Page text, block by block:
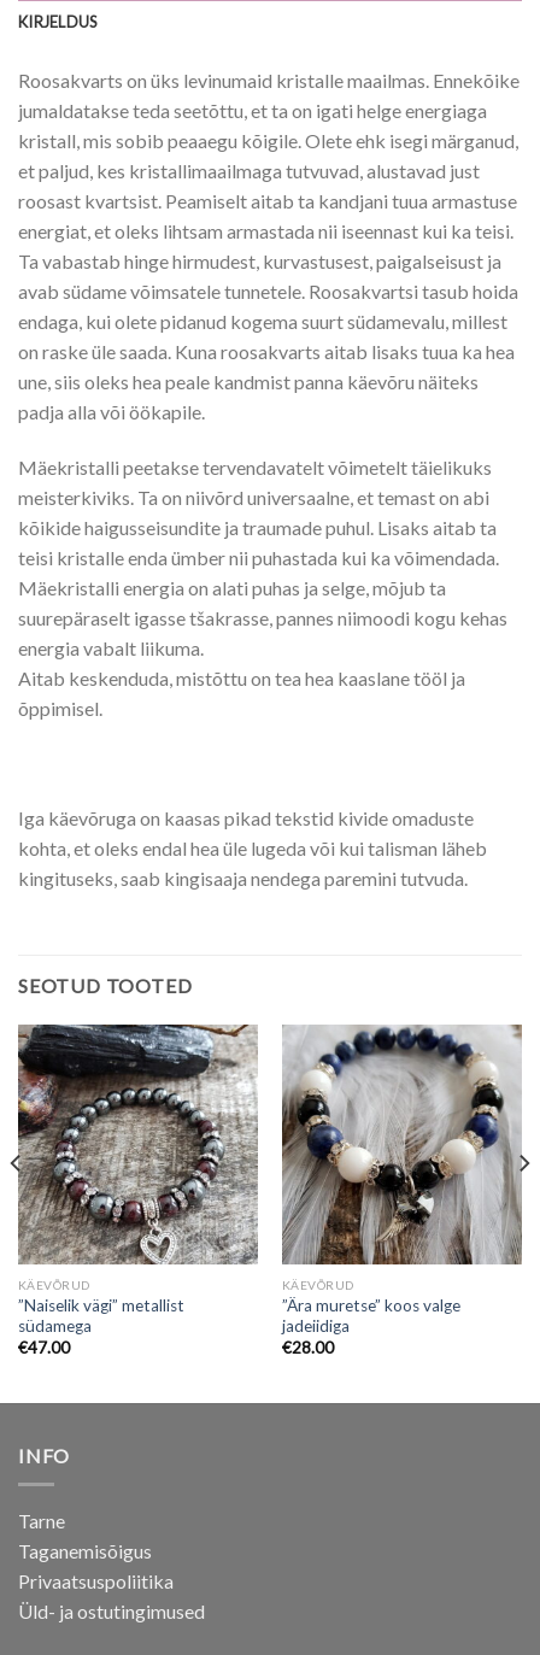
KIRJELDUS
Roosakvarts on üks levinumaid kristalle maailmas. Ennekõike
jumaldatakse teda seetõttu, et ta on igati helge energiaga
kristall, mis sobib peaaegu kõigile. Olete ehk isegi märganud,
et paljud, kes kristallimaailmaga tutvuvad, alustavad just
roosast kvartsist. Peamiselt aitab ta kandjani tuua armastuse
energiat, et oleks lihtsam armastada nii iseennast kui ka teisi.
Ta vabastab hinge hirmudest, kurvastusest, paigalseisust ja
avab südame võimsatele tunnetele. Roosakvartsi tasub hoida
endaga, kui olete pidanud kogema suurt südamevalu, millest
on raske üle saada. Kuna roosakvarts aitab lisaks tuua ka hea
une, siis oleks hea peale kandmist panna käevõru näiteks
padja alla või öökapile.
Mäekristalli peetakse tervendavatelt võimetelt täielikuks
meisterkiviks. Ta on niivõrd universaalne, et temast on abi
kõikide haigusseisundite ja traumade puhul. Lisaks aitab ta
teisi kristalle enda ümber nii puhastada kui ka võimendada.
Mäekristalli energia on alati puhas ja selge, mõjub ta
suurepäraselt igasse tšakrasse pannes niimoodi kogu kehas
energia vabalt liikuma.
Aitab keskenduda, mistõttu on tea hea kaaslane tööl ja
õppimisel.
Iga käevõruga on kaasas pikad tekstid kivide omaduste
kohta, et oleks endal hea üle lugeda või kui talisman läheb
kingituseks, saab kingisaaja nendega paremini tutvuda.
SEOTUD TOOTED
KÄEVÕRUD
”Naiselik vägi” metallist
südamega
€47.00
KÄEVÕRUD
”Ära muretse” koos valge
jadeiidiga
€28.00
INFO
Tarne
Taganemisõigus
Privaatsuspoliitika
Üld- ja ostutingimused